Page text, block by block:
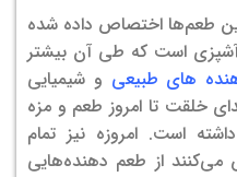
طعم‌ها اختصاص داده شده
است که طی آن بیشتر
های طبیعی و شیمیایی
خلقت تا امروز طعم و مزه
است. امروزه نیز تمام
از طعم دهنده‌هایی